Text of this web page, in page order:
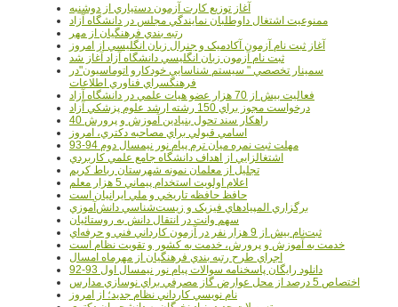
آغاز توزيع کارت آزمون دستياري از دوشنبه
ممنوعيت اشتغال داوطلبان نمايندگي مجلس در دانشگاه آزاد
رتبه بندي فرهنگيان از مهر
آغاز ثبت نام آزمون آکادميک و جنرال زبان انگليسي از امروز
ثبت نام آزمون زبان انگليسي دانشگاه آزاد آغاز شد
سمينار تخصصي " سيستم شناسايي خودکارو اتوماسيون"در
فرهنگسراي فناوري اطلاعات
فعاليت بيش از 70 هزار عضو هيات علمي در دانشگاه آزاد
درخواست مجوز براي 150 رشته ارشد علوم پزشکي آزاد
40 راهکار سند تحول بنيادين آموزش و پرورش
اسامي قبولي براي مصاحبه دکتري، امروز
مهلت ثبت نمره میان ترم پیام نور نیمسال دوم 94-93
اشتغالزايي از اهداف دانشگاه جامع علمي کاربردي
تجليل از معلمان نمونه شهرستان رباط کريم
اعلام اولويت استخدام پيماني 5 هزار معلم
حافظ حافظه تاريخي و ملي ايرانيان است
برگزاري المپيادهاي فيزيک و زيست‌شناسي دانش‌آموزي
سهم وانت در انتقال دانش به روستائيان
ثبت‌نام بيش از 9 هزار نفر در آزمون کارداني فني و حرفه‌اي
خدمت به آموزش و پرورش، خدمت به کشور و تقويت نظام است
اجراي طرح رتبه بندي فرهنگيان از مهرماه امسال
دانلود رایگان پاسخنامه سوالات پیام نور نیمسال اول 93-92
اختصاص 5 درصد از محل عوارض گاز مصرفي براي نوسازي مدارس
نام نويسي کارداني نظام جديد؛ از امروز